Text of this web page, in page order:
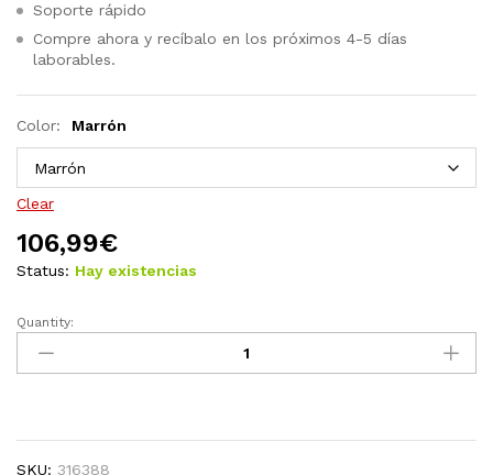
Soporte rápido
Compre ahora y recíbalo en los próximos 4-5 días
laborables.
Color: Marrón
Clear
106,99€
Status: Hay existencias
Pérgola
jardín
Quantity:
SKU: 316388